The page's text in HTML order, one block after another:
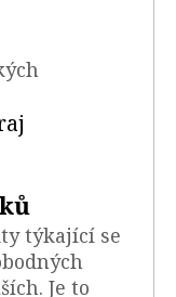
týkající se
Je to